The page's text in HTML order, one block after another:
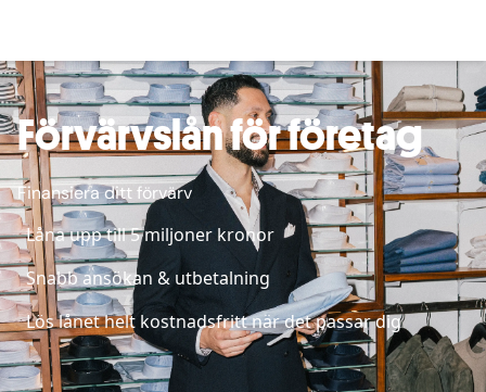
Förvärvslån för företag
Finansiera ditt förvärv
Låna upp till 5 miljoner kronor
Snabb ansökan & utbetalning
Lös lånet helt kostnadsfritt när det passar dig